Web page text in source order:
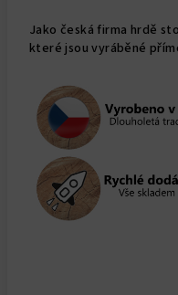
Jako česká firma hrdě
které jsou vyráběné